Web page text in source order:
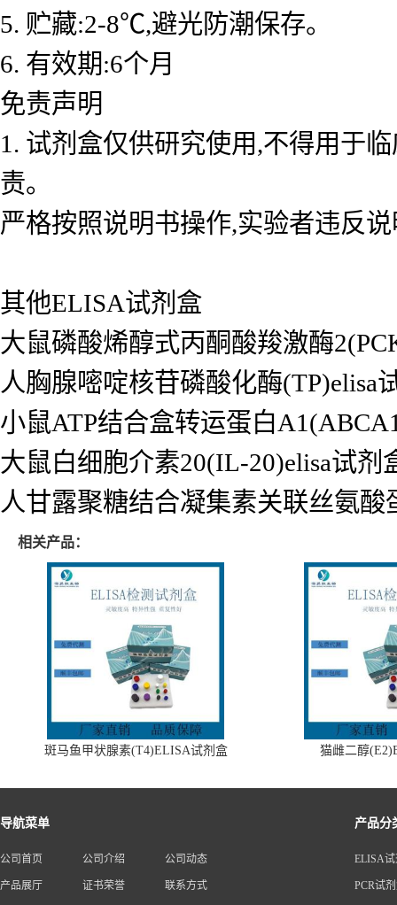
5. 贮藏:2-8℃,避光防潮保存。
6. 有效期:6个月
免责声明
1. 试剂盒仅供研究使用,不得用于
责。
严格按照说明书操作,实验者违反
其他ELISA试剂盒
大鼠磷酸烯醇式丙酮酸羧激酶
人胸腺嘧啶核苷磷酸化酶(TP)elisa
小鼠ATP结合盒转运蛋白
大鼠白细胞介素20(IL-20)elisa试剂
人甘露聚糖结合凝集素关联丝氨酸
相关产品：
斑马鱼甲状腺素(T4)ELISA试剂盒 猫雌二醇
导航菜单
公司首页 公司介绍 公司动态
产品展厅 证书荣誉 联系方式
产品分
ELISA
PCR试